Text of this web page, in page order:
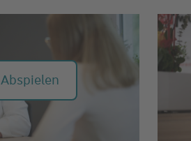
Abspielen